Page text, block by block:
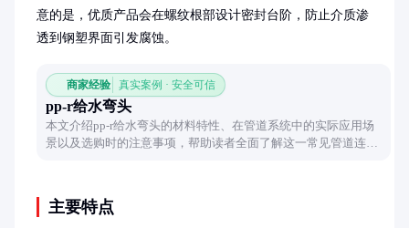
意的是，优质产品会在螺纹根部设计密封台阶，防止介质渗
透到钢塑界面引发腐蚀。
商家经验 真实案例 · 安全可信
pp-r给水弯头
本文介绍pp-r给水弯头的材料特性、在管道系统中的实际应用场
景以及选购时的注意事项，帮助读者全面了解这一常见管道连接
主要特点